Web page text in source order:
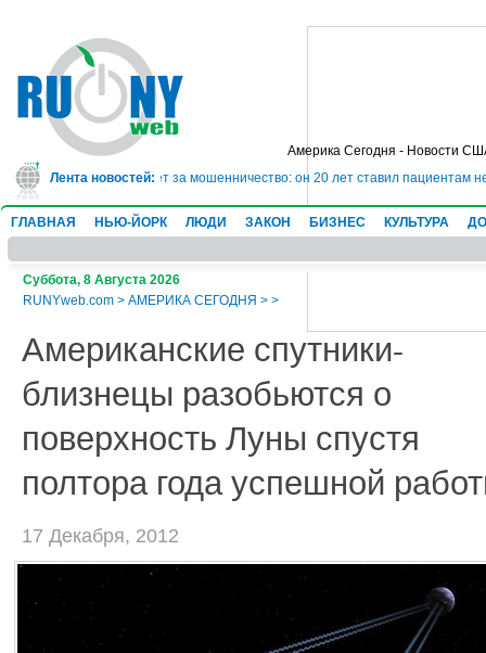
Америка Сегодня - Новости
Лента новостей:
в тюрьму на 10 лет за мошенничество: он 20 лет ставил пациентам
ГЛАВНАЯ НЬЮ-ЙОРК ЛЮДИ ЗАКОН БИЗНЕС КУЛЬТУРА
Суббота, 8 Августа 2026
RUNYweb.com > АМЕРИКА СЕГОДНЯ > >
Американские спутники-
близнецы разобьются о
поверхность Луны спустя
полтора года успешной
17 Декабря, 2012